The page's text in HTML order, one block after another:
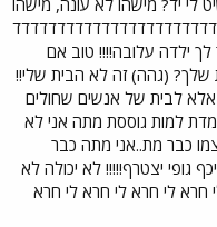
לי יד? מישהו לא עונה, מישהו
ילדה עלובה!!!! טוב אם
שלך? (גהה) זה לא הבית שלי!!
אלא לבית של אנשים שחולים
למות גוססת מתה אני לא
כבר מת..אני מתה כבר
גופי יצטרף!!!!! לא יכולה לא
חרא לי חרא לי חרא לי חרא